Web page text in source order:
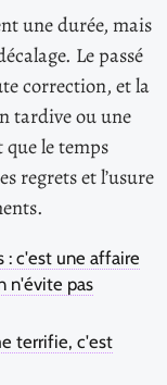
une durée, mais
Le passé
correction, et la
tardive ou une
le temps
regrets et l’usure
: c'est une affaire
n'évite pas
terrifie, c'est